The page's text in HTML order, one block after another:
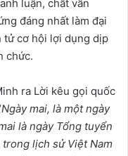
luận, chất vấn
đáng nhất làm đại
tử cơ hội lợi dụng dịp
chức.
ra Lời kêu gọi quốc
Ngày mai, là một ngày
là ngày Tổng tuyển
lịch sử Việt Nam